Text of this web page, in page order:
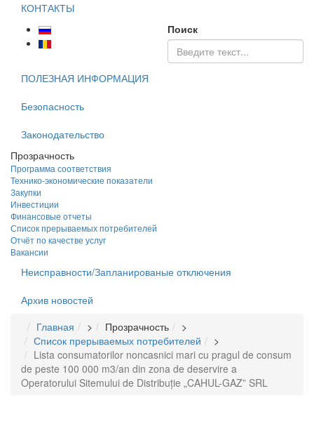
КОНТАКТЫ
Поиск
ПОЛЕЗНАЯ ИНФОРМАЦИЯ
Безопасность
Законодательство
Прозрачность
Программа соответствия
Технико-экономические показатели
Закупки
Инвестиции
Финансовые отчеты
Список прерываемых потребителей
Отчёт по качестве услуг
Вакансии
Неисправности/Запланированые отключения
Архив новостей
Главная
> Прозрачность
>
Список прерываемых потребителей
>
Lista consumatorilor noncasnici mari cu pragul de consum
de peste 100 000 m3/an din zona de deservire a
Operatorului Sitemului de Distribuție „CAHUL-GAZ” SRL